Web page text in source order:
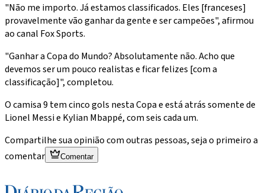
"Não me importo. Já estamos classificados. Eles [franceses]
provavelmente vão ganhar da gente e ser campeões", afirmou
ao canal Fox Sports.
"Ganhar a Copa do Mundo? Absolutamente não. Acho que
devemos ser um pouco realistas e ficar felizes [com a
classificação]", completou.
O camisa 9 tem cinco gols nesta Copa e está atrás somente de
Lionel Messi e Kylian Mbappé, com seis cada um.
Compartilhe sua opinião com outras pessoas, seja o primeiro a
comentar
Comentar